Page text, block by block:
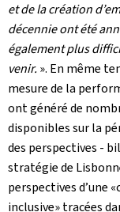
et de la création
décennie ont été
également plus
venir. ». En même
mesure de la
ont généré de
disponibles sur la
des perspectives -
stratégie de
perspectives d’une
inclusive» tracées